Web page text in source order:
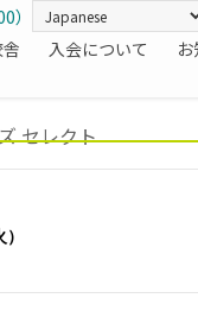
入会について
）